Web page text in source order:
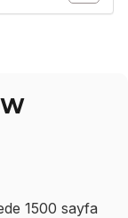
1500 sayfa